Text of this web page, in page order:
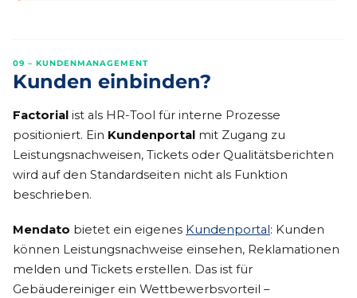
09 – KUNDENMANAGEMENT
Kunden einbinden?
Factorial ist als HR-Tool für interne Prozesse
positioniert. Ein Kundenportal mit Zugang zu
Leistungsnachweisen, Tickets oder Qualitätsberichten
wird auf den Standardseiten nicht als Funktion
beschrieben.
Mendato bietet ein eigenes Kundenportal : Kunden
können Leistungsnachweise einsehen, Reklamationen
melden und Tickets erstellen. Das ist für
Gebäudereiniger ein Wettbewerbsvorteil –